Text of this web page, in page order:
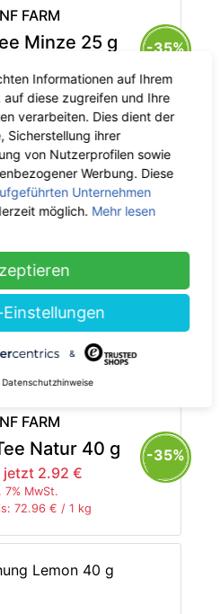
FARM
Minze 25 g
7% MwSt.
129.74 € / 1 kg
-35%
FARM
jetzt 3.57 €
7% MwSt.
142.74 € / 1 kg
-35%
FARM
Natur 40 g
jetzt 2.92 €
7% MwSt.
72.96 € / 1 kg
-35%
Informationen auf Ihrem
diese zugreifen und Ihre
verarbeiten. Dies dient der
Sicherstellung ihrer
von Nutzerprofilen sowie
Werbung. Diese
Unternehmen
möglich. Mehr lesen
&
Datenschutzhinweise